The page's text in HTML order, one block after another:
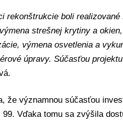
rekonštrukcie boli
strešnej krytiny a
výmena osvetlenia a
úpravy. Súčasťou
že významnou súčasťou
99. Vďaka tomu sa zvýšila